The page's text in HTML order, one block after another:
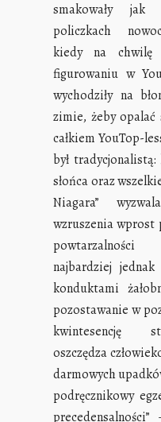
smakowały
policzkach
kiedy na chwilę
figurowaniu w
wychodziły na
zimie, żeby
całkiem YouTop-
był
słońca oraz
Niagara”
wzruszenia wprost
najbardziej
konduktami
pozostawanie w
kwintesencję
oszczędza
darmowych
podręcznikowy